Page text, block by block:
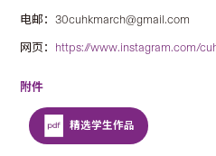
电邮：30cuhkmarch@gmail.com
网页： https://www.instagram.com/
附件
精选学生作品